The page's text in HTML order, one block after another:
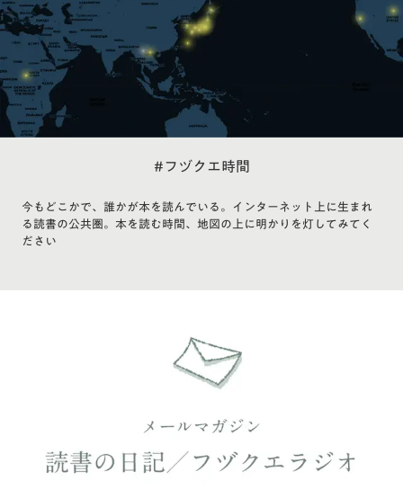
#フヅクエ時間
今もどこかで、誰かが本を読んでいる。インターネット上に生まれ
る読書の公共圏。本を読む時間、地図の上に明かりを灯してみてく
ださい